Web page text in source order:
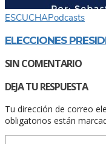
ESCUCHAPodcasts
ELECCIONES
SIN COMENTARIO
DEJA TU RESPUESTA
Tu dirección de correo
obligatorios están